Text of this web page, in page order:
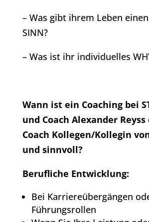
– Was gibt ihrem Leben
SINN?
– Was ist ihr individuelles
Wann ist ein Coaching bei
und Coach Alexander
Coach Kollegen/Kollegin
und sinnvoll?
Berufliche Entwicklung:
Bei Karriereübergängen
Führungsrollen